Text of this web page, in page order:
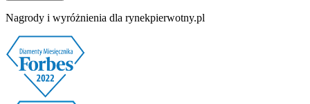
Nagrody i wyróżnienia dla rynekpierwotny.pl